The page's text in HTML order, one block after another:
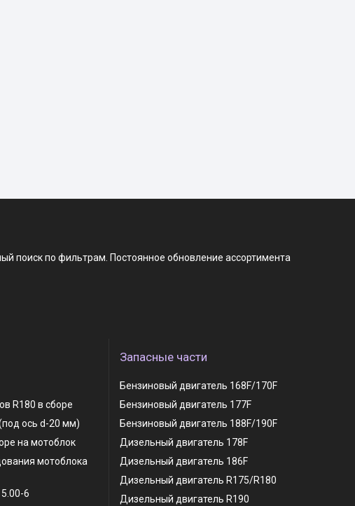
поиск по фильтрам. Постоянное обновление ассортимента
R180 в сборе
ось d-20 мм)
на мотоблок
мотоблока
6
Запасные части
Бензиновый двигатель 168F/170F
Бензиновый двигатель 177F
Бензиновый двигатель 188F/190F
Дизельный двигатель 178F
Дизельный двигатель 186F
Дизельный двигатель R175/R180
Дизельный двигатель R190